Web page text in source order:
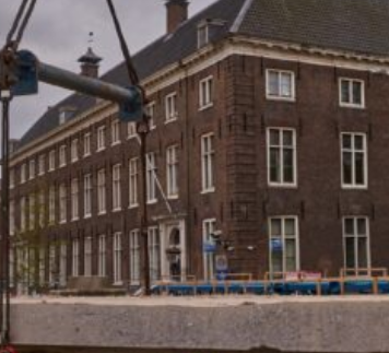
wil je van ons horen:
artikel